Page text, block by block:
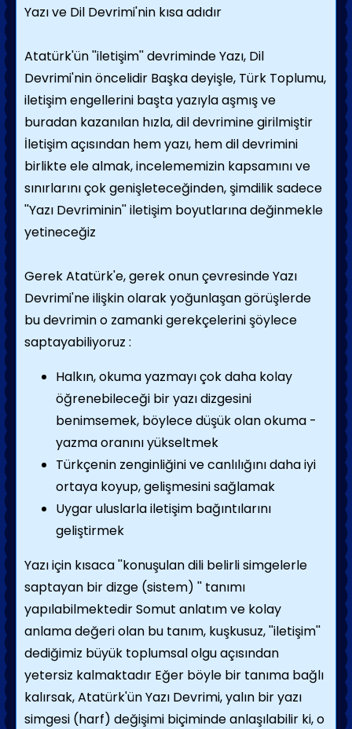
Yazı ve Dil Devrimi'nin kısa adıdır
Atatürk'ün ''iletişim'' devriminde Yazı, Dil
Devrimi'nin öncelidir Başka deyişle, Türk Toplumu,
iletişim engellerini başta yazıyla aşmış ve
buradan kazanılan hızla, dil devrimine girilmiştir
İletişim açısından hem yazı, hem dil devrimini
birlikte ele almak, incelememizin kapsamını ve
sınırlarını çok genişleteceğinden, şimdilik sadece
''Yazı Devriminin'' iletişim boyutlarına değinmekle
yetineceğiz
Gerek Atatürk'e, gerek onun çevresinde Yazı
Devrimi'ne ilişkin olarak yoğunlaşan görüşlerde
bu devrimin o zamanki gerekçelerini şöylece
saptayabiliyoruz :
Halkın, okuma yazmayı çok daha kolay
öğrenebileceği bir yazı dizgesini
benimsemek, böylece düşük olan okuma -
yazma oranını yükseltmek
Türkçenin zenginliğini ve canlılığını daha iyi
ortaya koyup, gelişmesini sağlamak
Uygar uluslarla iletişim bağıntılarını
geliştirmek
Yazı için kısaca ''konuşulan dili belirli simgelerle
saptayan bir dizge (sistem) '' tanımı
yapılabilmektedir Somut anlatım ve kolay
anlama değeri olan bu tanım, kuşkusuz, ''iletişim''
dediğimiz büyük toplumsal olgu açısından
yetersiz kalmaktadır Eğer böyle bir tanıma bağlı
kalırsak, Atatürk'ün Yazı Devrimi, yalın bir yazı
simgesi (harf) değişimi biçiminde anlaşılabilir ki, o